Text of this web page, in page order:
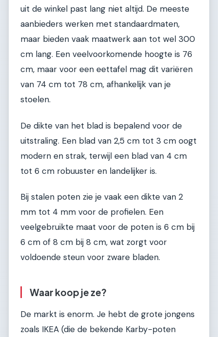
uit de winkel past lang niet altijd. De meeste
aanbieders werken met standaardmaten,
maar bieden vaak maatwerk aan tot wel 300
cm lang. Een veelvoorkomende hoogte is 76
cm, maar voor een eettafel mag dit variëren
van 74 cm tot 78 cm, afhankelijk van je
stoelen.
De dikte van het blad is bepalend voor de
uitstraling. Een blad van 2,5 cm tot 3 cm oogt
modern en strak, terwijl een blad van 4 cm
tot 6 cm robuuster en landelijker is.
Bij stalen poten zie je vaak een dikte van 2
mm tot 4 mm voor de profielen. Een
veelgebruikte maat voor de poten is 6 cm bij
6 cm of 8 cm bij 8 cm, wat zorgt voor
voldoende steun voor zware bladen.
Waar koop je ze?
De markt is enorm. Je hebt de grote jongens
zoals IKEA (die de bekende Karby-poten